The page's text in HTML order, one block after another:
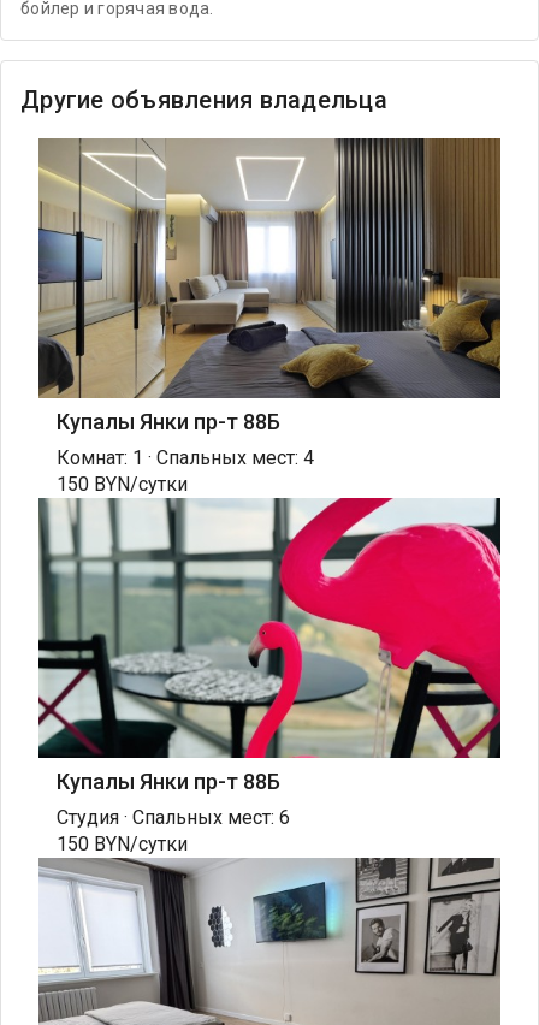
бойлер и горячая вода.
Другие объявления владельца
Купалы Янки пр-т 88Б
Комнат: 1 · Спальных мест: 4
150 BYN/сутки
Купалы Янки пр-т 88Б
Студия · Спальных мест: 6
150 BYN/сутки